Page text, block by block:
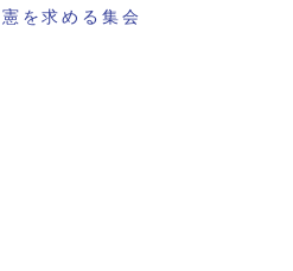
を求める集会